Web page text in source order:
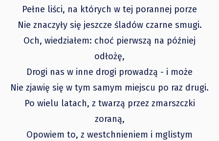
Pełne liści, na których w tej porannej porze
Nie znaczyły się jeszcze śladów czarne smugi.
Och, wiedziałem: choć pierwszą na później
odłożę,
Drogi nas w inne drogi prowadzą - i może
Nie zjawię się w tym samym miejscu po raz drugi.
Po wielu latach, z twarzą przez zmarszczki
zoraną,
Opowiem to, z westchnieniem i mglistym